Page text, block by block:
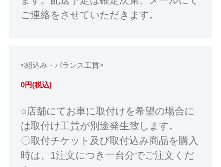
ご連絡をさせていただきます。
<組込み・バランス工賃>
0円(税込)
○店舗にてお車に取付けを希望の場合に
は取付け工賃が別途発生致します。
〇取付チケット及び取付込み商品を購入
時は、1注文につき一台分でご注文くだ